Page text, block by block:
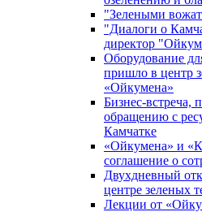
"Зелеными
"Диалоги о
директор
Оборудование
пришло в центр
«Ойкумена»
Бизнес-встреча,
обращению с
Камчатке
«Ойкумена» и
соглашение о
Двухдневный
центре зеленых
Лекции от